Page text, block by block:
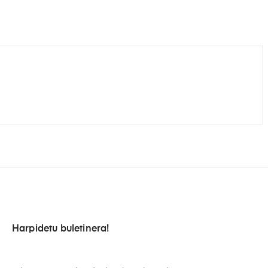
Harpidetu buletinera!